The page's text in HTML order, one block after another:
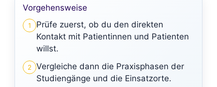
Vorgehensweise
1
Prüfe zuerst, ob du den direkten
Kontakt mit Patientinnen und Patienten
willst.
2
Vergleiche dann die Praxisphasen der
Studiengänge und die Einsatzorte.